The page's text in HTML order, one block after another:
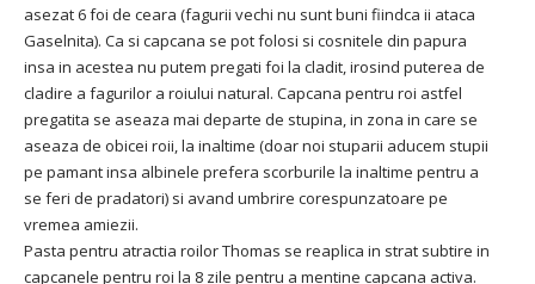
asezat 6 foi de ceara (fagurii vechi nu sunt buni fiindca ii ataca
Gaselnita). Ca si capcana se pot folosi si cosnitele din papura
insa in acestea nu putem pregati foi la cladit, irosind puterea de
cladire a fagurilor a roiului natural. Capcana pentru roi astfel
pregatita se aseaza mai departe de stupina, in zona in care se
aseaza de obicei roii, la inaltime (doar noi stuparii aducem stupii
pe pamant insa albinele prefera scorburile la inaltime pentru a
se feri de pradatori) si avand umbrire corespunzatoare pe
vremea amiezii.
Pasta pentru atractia roilor Thomas se reaplica in strat subtire in
capcanele pentru roi la 8 zile pentru a mentine capcana activa.